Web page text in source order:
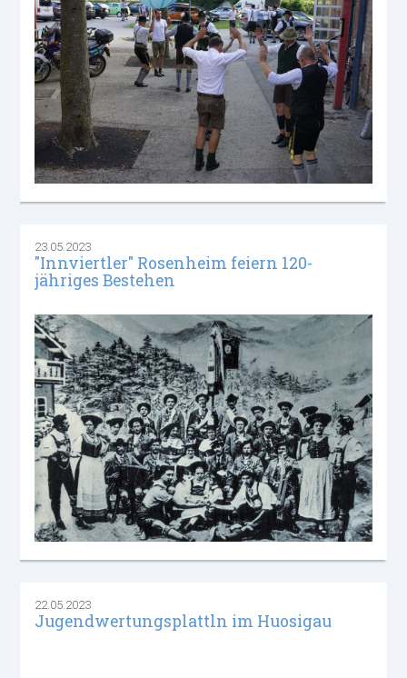
23.05.2023
"Innviertler" Rosenheim feiern 120-
jähriges Bestehen
22.05.2023
Jugendwertungsplattln im Huosigau